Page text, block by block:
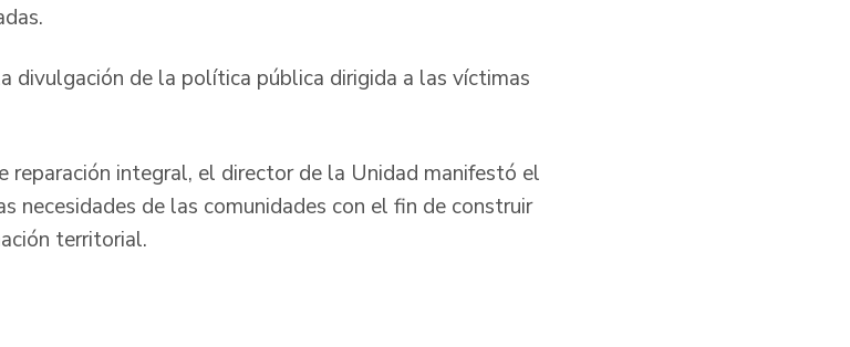
divulgación de la política pública dirigida a las víctimas
integral, el director de la Unidad manifestó el
necesidades de las comunidades con el fin de construir
territorial.